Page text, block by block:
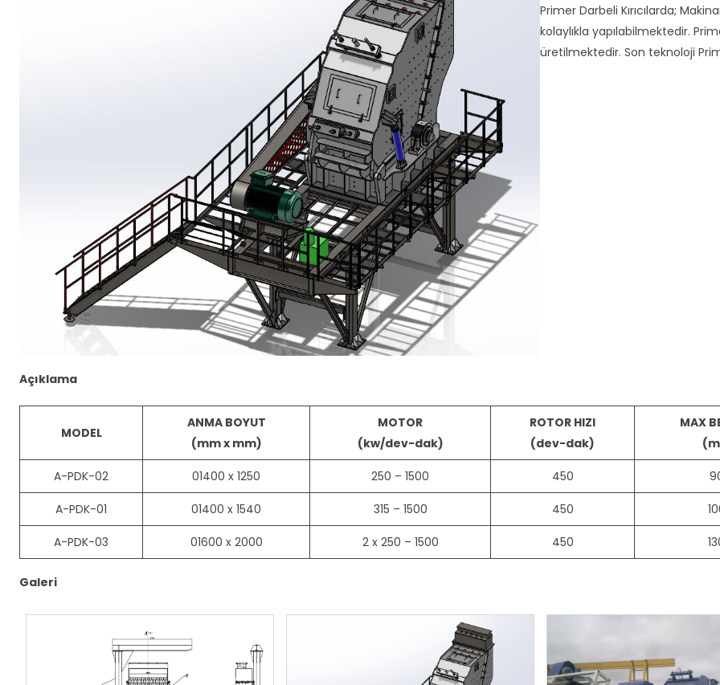
Primer Darbeli Kırıcılarda;
kolaylıkla yapılabilmektedir.
üretilmektedir. Son teknoloji
Açıklama
MODEL
ANMA BOYUT
(mm x mm)
MOTOR
(kw/dev-dak)
ROTOR HIZI
(dev-dak)
MAX
A-PDK-02 01400 x 1250 250 – 1500 450
A-PDK-01 01400 x 1540 315 – 1500 450
A-PDK-03 01600 x 2000 2 x 250 – 1500 450
Galeri